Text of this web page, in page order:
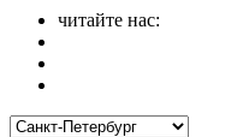
читайте нас: